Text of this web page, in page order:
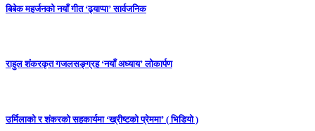
बिबेक महर्जनको नयाँ गीत ‘ढ्याप्पा’ सार्वजनिक
राहुल शंकरकृत गजलसङ्ग्रह ‘नयाँ अध्याय’ लोकार्पण
उर्मिलाको र शंकरको सहकार्यमा ‘ख्रीष्टको प्रेममा’ ( भिडियो )